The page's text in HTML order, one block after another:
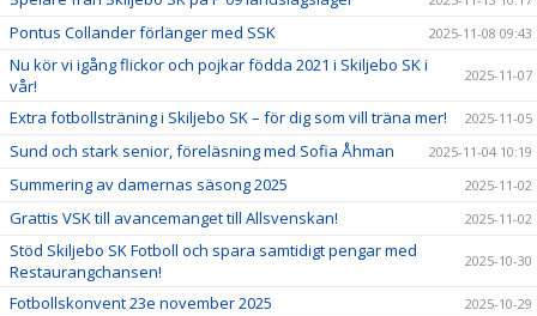
Pontus Collander förlänger med SSK 2025-11-08 09:43
Nu kör vi igång flickor och pojkar födda 2021 i Skiljebo SK i
vår!
2025-11-07
Extra fotbollsträning i Skiljebo SK – för dig som vill träna mer! 2025-11-05
Sund och stark senior, föreläsning med Sofia Åhman 2025-11-04 10:19
Summering av damernas säsong 2025 2025-11-02
Grattis VSK till avancemanget till Allsvenskan! 2025-11-02
Stöd Skiljebo SK Fotboll och spara samtidigt pengar med
Restaurangchansen!
2025-10-30
Fotbollskonvent 23e november 2025 2025-10-29